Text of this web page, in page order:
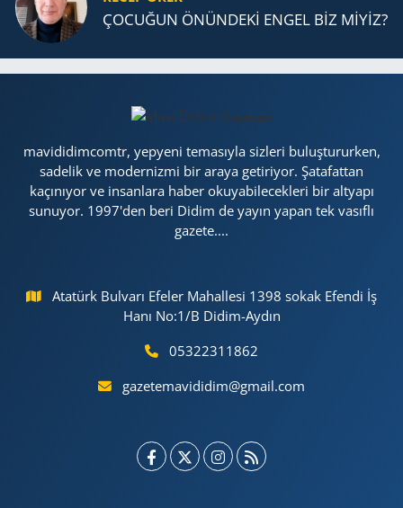
ÇOCUĞUN ÖNÜNDEKİ ENGEL BİZ MİYİZ?
mavididimcomtr, yepyeni temasıyla sizleri buluştururken,
sadelik ve modernizmi bir araya getiriyor. Şatafattan
kaçınıyor ve insanlara haber okuyabilecekleri bir altyapı
sunuyor. 1997'den beri Didim de yayın yapan tek vasıflı
gazete....
Atatürk Bulvarı Efeler Mahallesi 1398 sokak Efendi İş
Hanı No:1/B Didim-Aydın
05322311862
gazetemavididim@gmail.com